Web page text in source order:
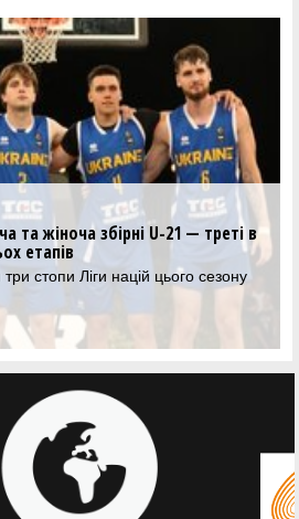
та жіноча збірні U-21 — треті в
етапів
стопи Ліги націй цього сезону